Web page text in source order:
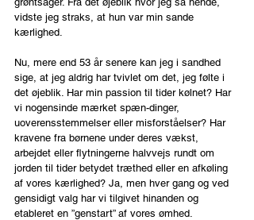
vidste jeg straks, at hun var min sande
kærlighed.
Nu, mere end 53 år senere kan jeg i sandhed
sige, at jeg aldrig har tvivlet om det, jeg følte i
det øjeblik. Har min passion til tider kølnet? Har
vi nogensinde mærket spæn-dinger,
uoverensstemmelser eller misforståelser? Har
kravene fra børnene under deres vækst,
arbejdet eller flytningerne halvvejs rundt om
jorden til tider betydet træthed eller en afkøling
af vores kærlighed? Ja, men hver gang og ved
gensidigt valg har vi tilgivet hinanden og
etableret en ”genstart” af vores ømhed.